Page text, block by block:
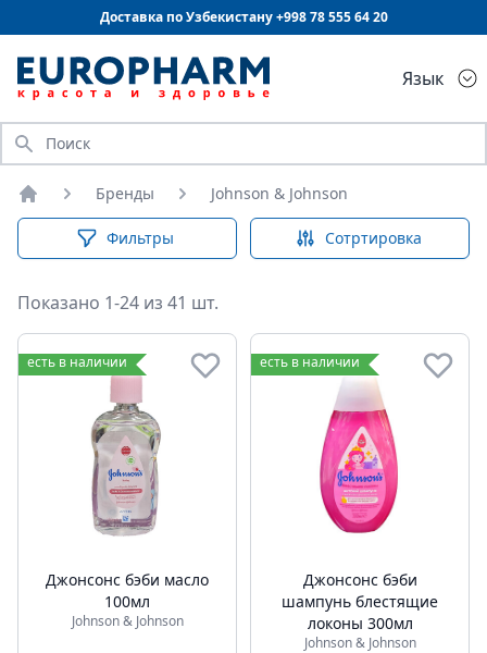
Доставка по Узбекистану +99878 555 64 20
Язык
Искать
Главная
Бренды Johnson & Johnson
Фильтры Сотртировка
Показано 1-24 из 41 шт.
есть в наличии
Джонсонс бэби масло
100мл
Johnson & Johnson
есть в наличии
Джонсонс бэби
шампунь блестящие
локоны 300мл
Johnson & Johnson